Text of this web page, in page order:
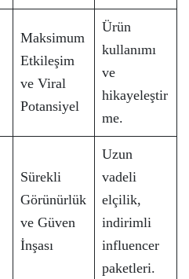
Maksimum
Etkileşim
ve Viral
Potansiyel
Ürün
kullanımı
ve
hikayeleştir
me.
Sürekli
Görünürlük
ve Güven
İnşası
Uzun
vadeli
elçilik,
indirimli
influencer
paketleri.